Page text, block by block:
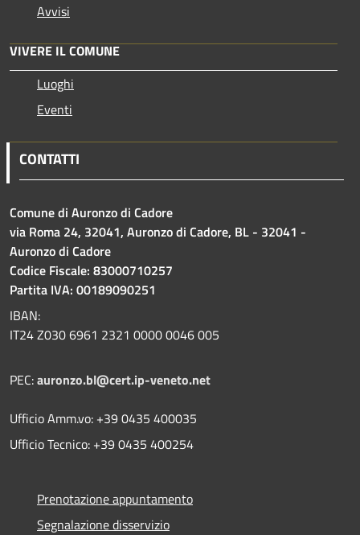
Avvisi
VIVERE IL COMUNE
Luoghi
Eventi
CONTATTI
Comune di Auronzo di Cadore
via Roma 24, 32041, Auronzo di Cadore, BL - 32041 -
Auronzo di Cadore
Codice Fiscale: 83000710257
Partita IVA: 00189090251
IBAN:
IT24 Z030 6961 2321 0000 0046 005
PEC:auronzo.bl@cert.ip-veneto.net
Ufficio Amm.vo: +39 0435 400035
Ufficio Tecnico: +39 0435 400254
Prenotazione appuntamento
Segnalazione disservizio